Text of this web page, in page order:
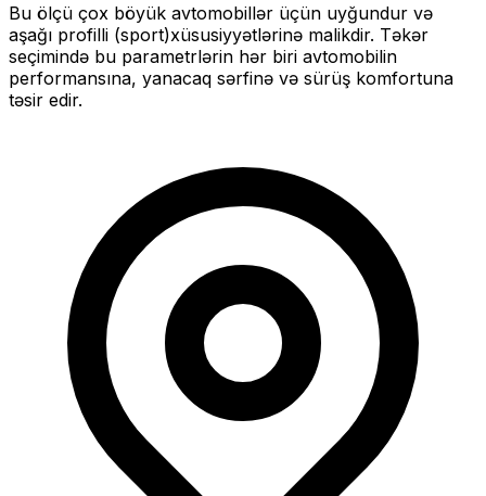
Bu ölçü çox böyük avtomobillər üçün uyğundur və
aşağı profilli (sport)xüsusiyyətlərinə malikdir. Təkər
seçimində bu parametrlərin hər biri avtomobilin
performansına, yanacaq sərfinə və sürüş komfortuna
təsir edir.